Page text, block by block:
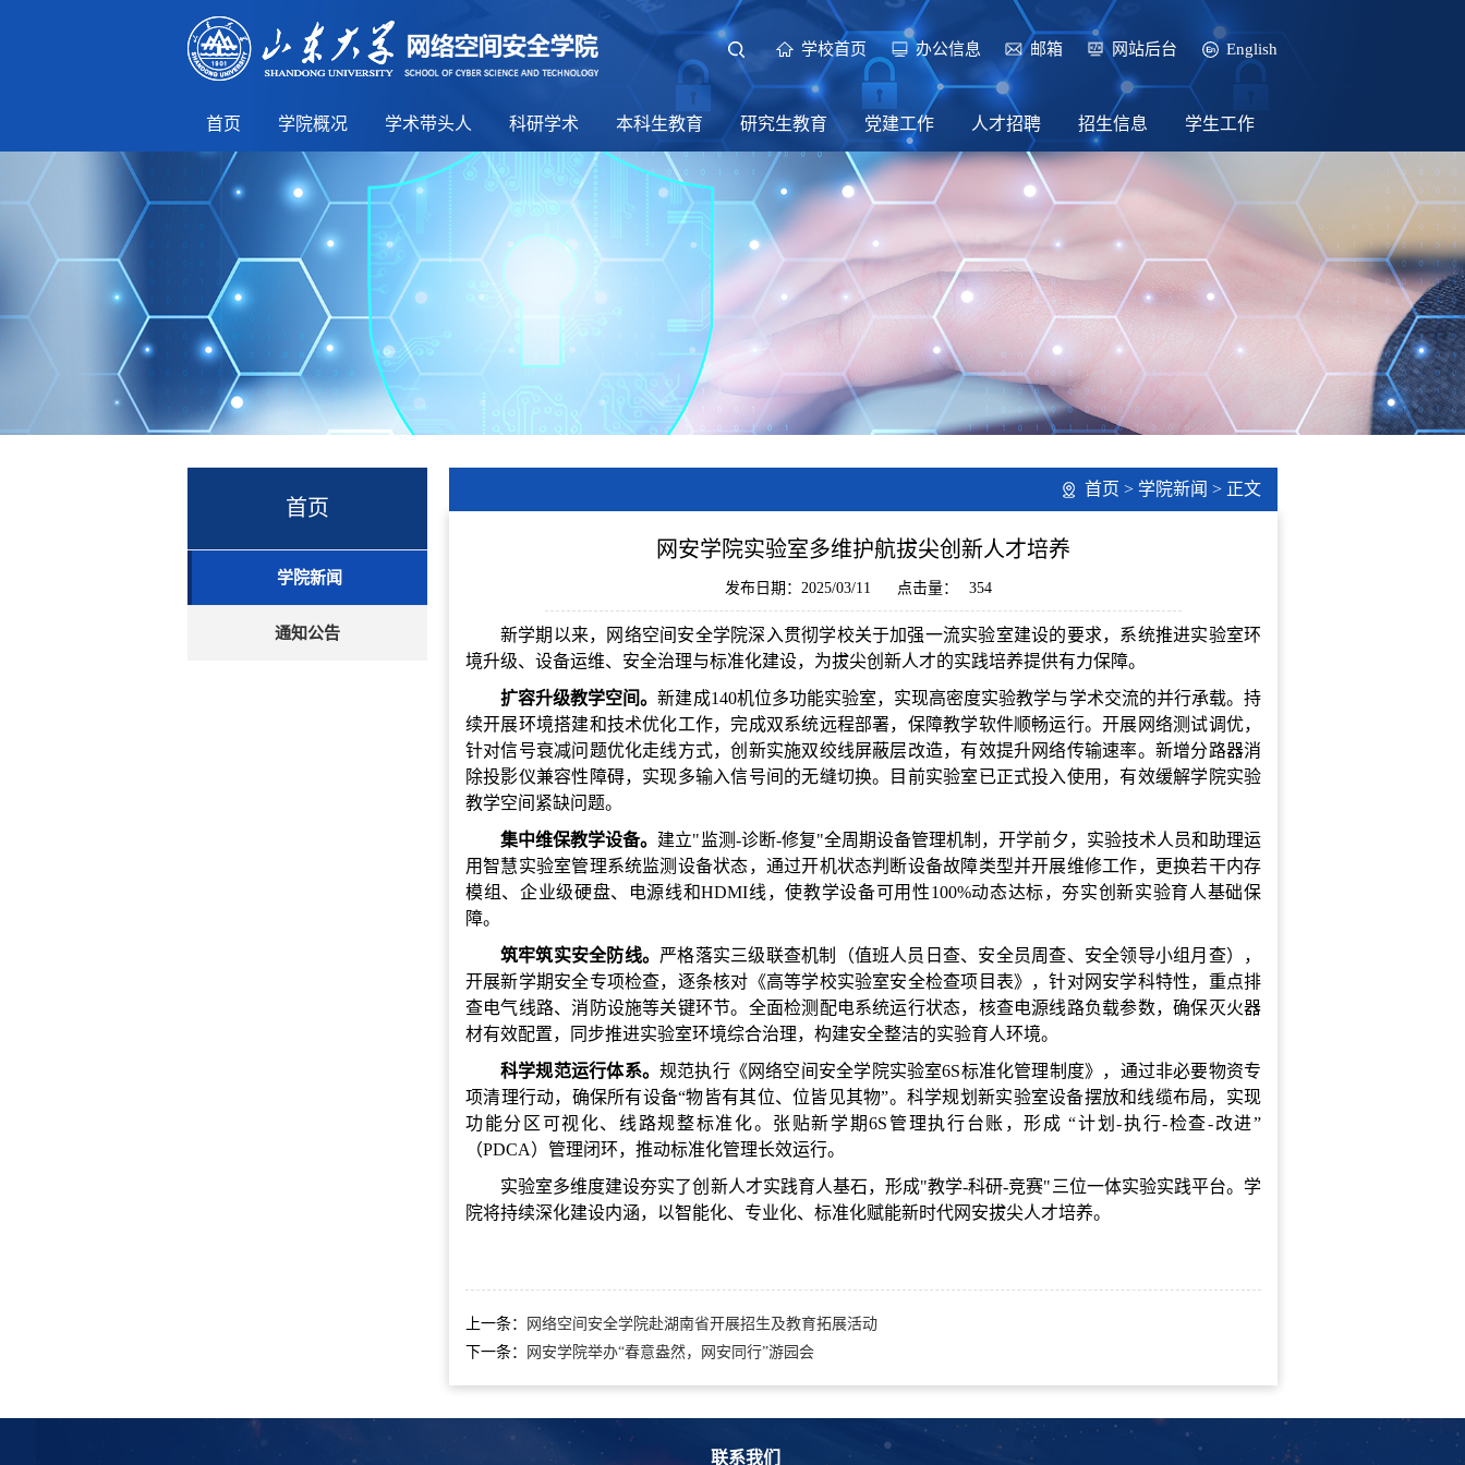
学校首页 办公信息 邮箱 网站后台 English
首页 学院概况 学术带头人 科研学术 本科生教育 研究生教育 党建工作 人才招聘 招生信息 学生工作
首页
学院新闻
通知公告
首页 > 学院新闻 > 正文
网安学院实验室多维护航拔尖创新人才培养
发布日期：2025/03/11 点击量： 354
新学期以来，网络空间安全学院深入贯彻学校关于加强一流实验室建设的要求，系统推进实验室环
境升级、设备运维、安全治理与标准化建设，为拔尖创新人才的实践培养提供有力保障。
扩容升级教学空间。新建成140机位多功能实验室，实现高密度实验教学与学术交流的并行承载。持
续开展环境搭建和技术优化工作，完成双系统远程部署，保障教学软件顺畅运行。开展网络测试调优，
针对信号衰减问题优化走线方式，创新实施双绞线屏蔽层改造，有效提升网络传输速率。新增分路器消
除投影仪兼容性障碍，实现多输入信号间的无缝切换。目前实验室已正式投入使用，有效缓解学院实验
教学空间紧缺问题。
集中维保教学设备。 建立"监测-诊断-修复"全周期设备管理机制，开学前夕，实验技术人员和助理运
用智慧实验室管理系统监测设备状态，通过开机状态判断设备故障类型并开展维修工作，更换若干内存
模组、企业级硬盘、电源线和HDMI线，使教学设备可用性100%动态达标，夯实创新实验育人基础保
障。
筑牢筑实安全防线。 严格落实三级联查机制（值班人员日查、安全员周查、安全领导小组月查），
开展新学期安全专项检查，逐条核对《高等学校实验室安全检查项目表》，针对网安学科特性，重点排
查电气线路、消防设施等关键环节。全面检测配电系统运行状态，核查电源线路负载参数，确保灭火器
材有效配置，同步推进实验室环境综合治理，构建安全整洁的实验育人环境。
科学规范运行体系。 规范执行《网络空间安全学院实验室6S标准化管理制度》，通过非必要物资专
项清理行动，确保所有设备“物皆有其位、位皆见其物”。科学规划新实验室设备摆放和线缆布局，实现
功能分区可视化、线路规整标准化。张贴新学期6S管理执行台账，形成 “计划-执行-检查-改进”
（PDCA）管理闭环，推动标准化管理长效运行。
实验室多维度建设夯实了创新人才实践育人基石，形成"教学-科研-竞赛"三位一体实验实践平台。学
院将持续深化建设内涵，以智能化、专业化、标准化赋能新时代网安拔尖人才培养。
上一条：
网络空间安全学院赴湖南省开展招生及教育拓展活动
下一条：
网安学院举办“春意盎然，网安同行”游园会
联系我们